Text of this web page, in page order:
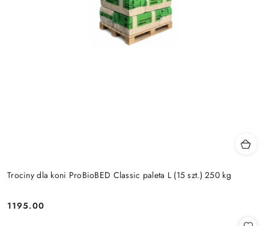
Trociny dla koni ProBioBED Classic paleta L (15 szt.) 250 kg
Cena:
1195.00